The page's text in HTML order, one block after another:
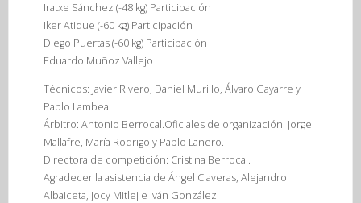
Iratxe Sánchez (-48 kg) Participación
Iker Atique (-60 kg) Participación
Diego Puertas (-60 kg) Participación
Eduardo Muñoz Vallejo
Técnicos: Javier Rivero, Daniel Murillo, Álvaro Gayarre y
Pablo Lambea.
Árbitro: Antonio Berrocal.Oficiales de organización: Jorge
Mallafre, María Rodrigo y Pablo Lanero.
Directora de competición: Cristina Berrocal.
Agradecer la asistencia de Ángel Claveras, Alejandro
Albaiceta, Jocy Mitlej e Iván González.